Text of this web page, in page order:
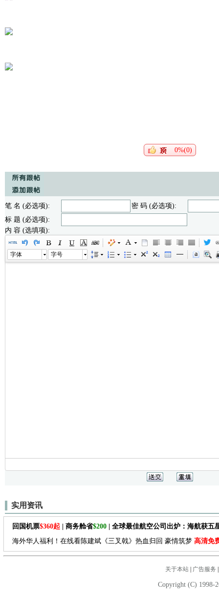
0%(0)
笔 名 (必选项):
密 码 (必选项):
标 题 (必选项):
内 容 (选填项):
字体 字号
实用资讯
回国机票$360起 | 商务舱省$200 | 全球最佳航空公司出炉：海航获五
海外华人福利！在线看陈建斌《三叉戟》热血归回 豪情筑梦 高清免
关于本站| 广告服务
Copyright (C) 1998-